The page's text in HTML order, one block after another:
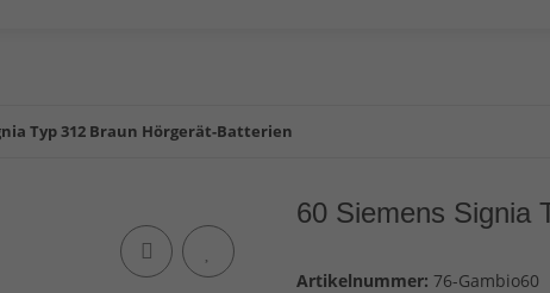
Typ 312 Braun Hörgerät-Batterien
60 Siemens Signia
Artikelnummer: 76-Gambio60